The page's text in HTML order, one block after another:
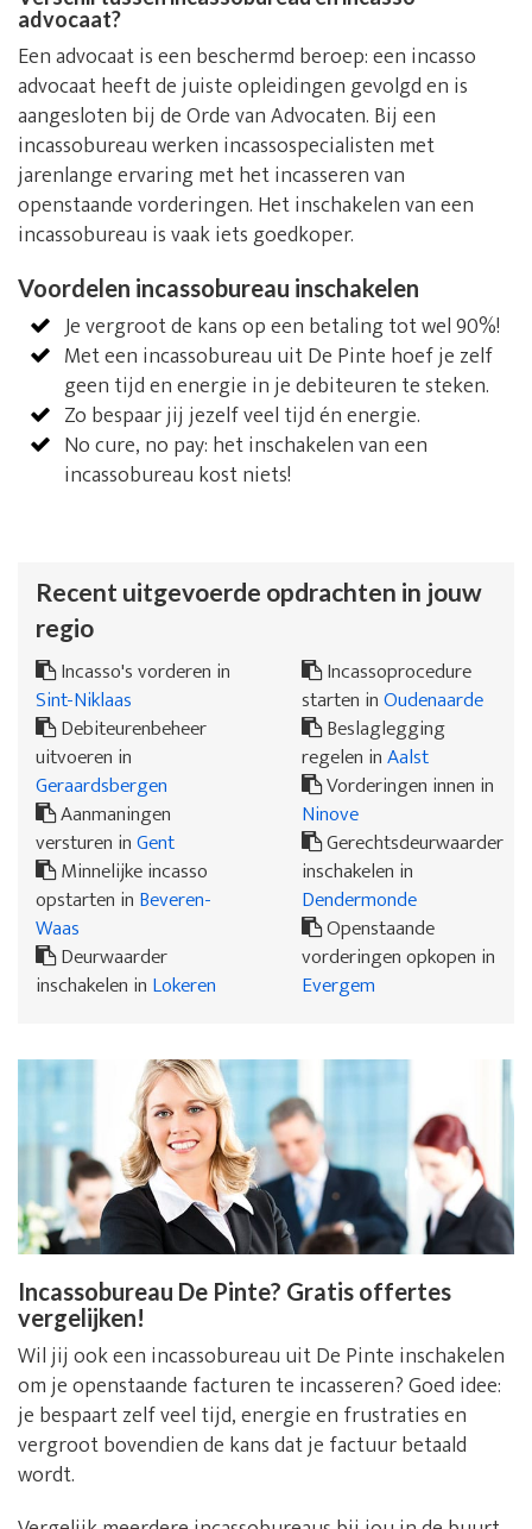
advocaat?
Een advocaat is een beschermd beroep: een incasso
advocaat heeft de juiste opleidingen gevolgd en is
aangesloten bij de Orde van Advocaten. Bij een
incassobureau werken incassospecialisten met
jarenlange ervaring met het incasseren van
openstaande vorderingen. Het inschakelen van een
incassobureau is vaak iets goedkoper.
Voordelen incassobureau inschakelen
Je vergroot de kans op een betaling tot wel 90%!
Met een incassobureau uit De Pinte hoef je zelf
geen tijd en energie in je debiteuren te steken.
Zo bespaar jij jezelf veel tijd én energie.
No cure, no pay: het inschakelen van een
incassobureau kost niets!
Recent uitgevoerde opdrachten in jouw
regio
Incasso's vorderen in
Sint-Niklaas
Debiteurenbeheer
uitvoeren in
Geraardsbergen
Aanmaningen
versturen inGent
Minnelijke incasso
opstarten in Beveren-
Waas
Deurwaarder
inschakelen in Lokeren
Incassoprocedure
starten inOudenaarde
Beslaglegging
regelen inAalst
Vorderingen innen in
Ninove
Gerechtsdeurwaarder
inschakelen in
Dendermonde
Openstaande
vorderingen opkopen in
Evergem
Incassobureau De Pinte? Gratis offertes
vergelijken!
Wil jij ook een incassobureau uit De Pinte inschakelen
om je openstaande facturen te incasseren? Goed idee:
je bespaart zelf veel tijd, energie en frustraties en
vergroot bovendien de kans dat je factuur betaald
wordt.